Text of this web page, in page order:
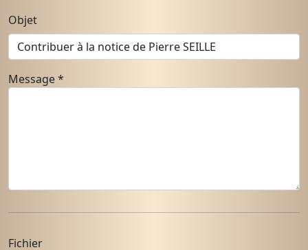
Objet
Message*
Fichier